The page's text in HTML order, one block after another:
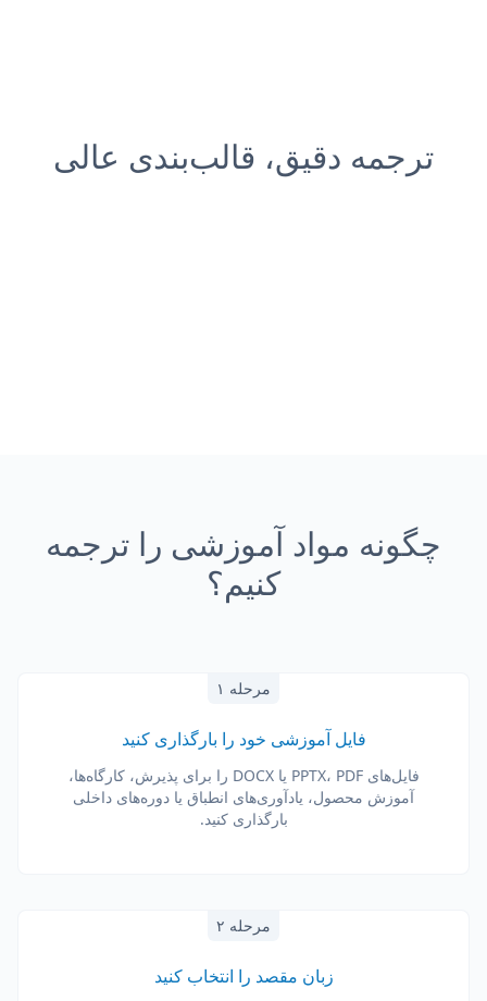
ترجمه دقیق، قالب‌بندی عالی
چگونه مواد آموزشی را ترجمه
کنیم؟
مرحله ۱
فایل آموزشی خود را بارگذاری کنید
فایل‌های PPTX، PDF یا DOCX را برای پذیرش، کارگاه‌ها،
آموزش محصول، یادآوری‌های انطباق یا دوره‌های داخلی
بارگذاری کنید.
مرحله ۲
زبان مقصد را انتخاب کنید